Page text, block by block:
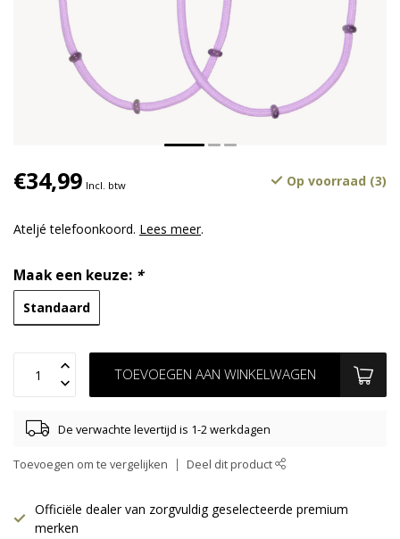
€34,99 Incl. btw Op voorraad (3)
Ateljé telefoonkoord. Lees meer.
Maak een keuze: *
Standaard
TOEVOEGEN AAN WINKELWAGEN
De verwachte levertijd is 1-2 werkdagen
Toevoegen om te vergelijken Deel dit product
Officiële dealer van zorgvuldig geselecteerde premium
merken